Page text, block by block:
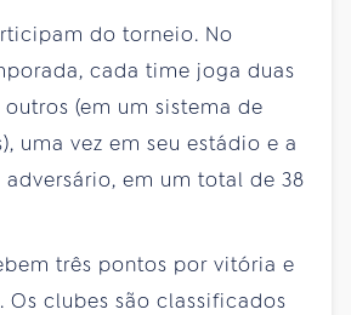
do torneio. No
cada time joga duas
(em um sistema de
uma vez em seu estádio e a
em um total de 38
três pontos por vitória e
Os clubes são classificados